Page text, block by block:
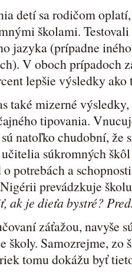
detí sa rodičom
školami.
jazyka (prípadne
V oboch prípadoch
lepšie výsledky ako
také mizerné
tipovania.
natoľko chudobní, že
súkromných
potrebách a
prevádzkuje
ak je dieťa bystré?
záťažou, navyše
školy. Samozrejme, zo
tomu dokážu byť